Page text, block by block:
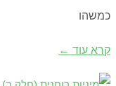
כמשהו
קרא עוד ←